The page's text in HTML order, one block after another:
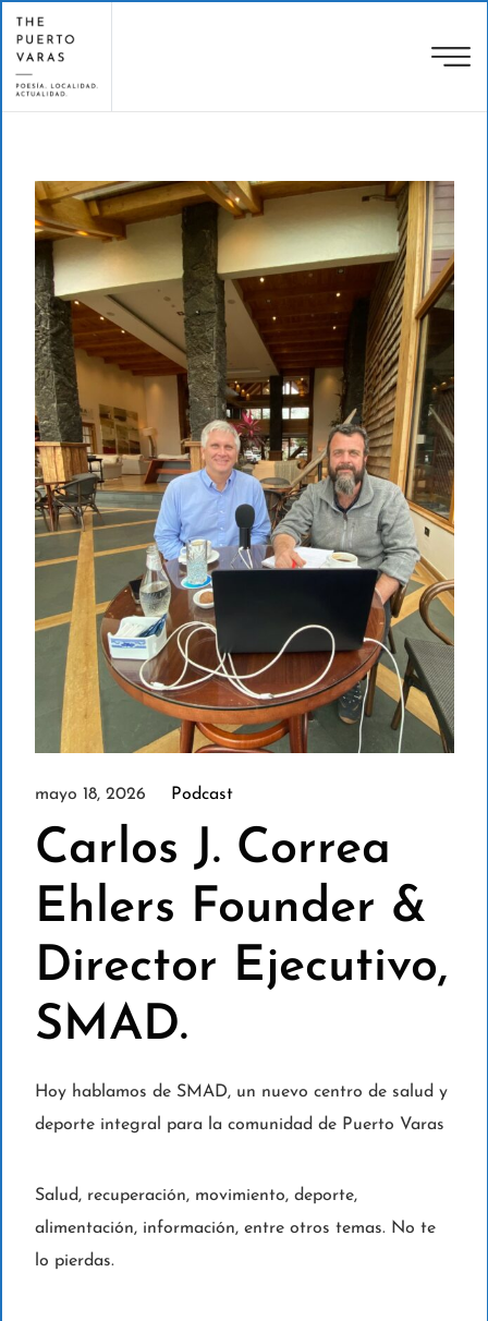
mayo 18, 2026 Podcast
Carlos J. Correa
Ehlers Founder &
Director Ejecutivo,
SMAD.
Hoy hablamos de SMAD, un nuevo centro de salud y
deporte integral para la comunidad de Puerto Varas
Salud, recuperación, movimiento, deporte,
alimentación, información, entre otros temas. No te
lo pierdas.